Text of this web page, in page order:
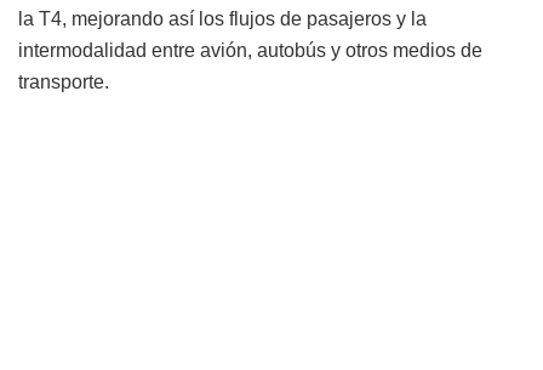
la T4, mejorando así los flujos de pasajeros y la
intermodalidad entre avión, autobús y otros medios de
transporte.